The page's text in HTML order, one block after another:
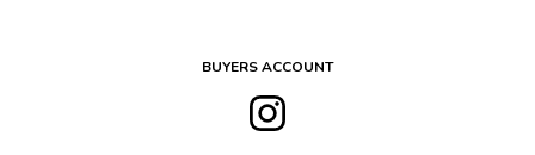
BUYERS ACCOUNT